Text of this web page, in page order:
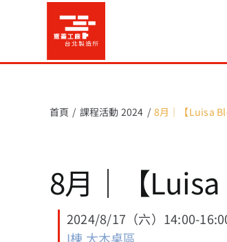
首頁 課程活動 2024 8月｜【Luisa
8月｜【
2024/8/17（六）14:00-
I棟 大木桌區